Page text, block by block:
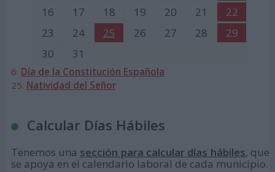
16
17 18 19 20 21
22
23
24 25 26 27 28
29
30
31
6: Día de la Constitución Española
25: Natividad del Señor
Calcular Días Hábiles
Tenemos una sección para calcular días hábiles, que
se apoya en el calendario laboral de cada municipio.